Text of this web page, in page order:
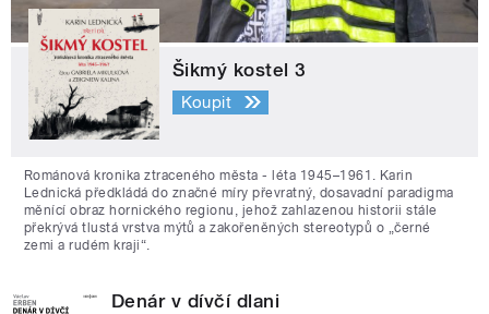
Šikmý kostel 3
Koupit
Románová kronika ztraceného města - léta 1945–1961. Karin
Lednická předkládá do značné míry převratný, dosavadní paradigma
měnící obraz hornického regionu, jehož zahlazenou historii stále
překrývá tlustá vrstva mýtů a zakořeněných stereotypů o „černé
zemi a rudém kraji“.
Denár v dívčí dlani